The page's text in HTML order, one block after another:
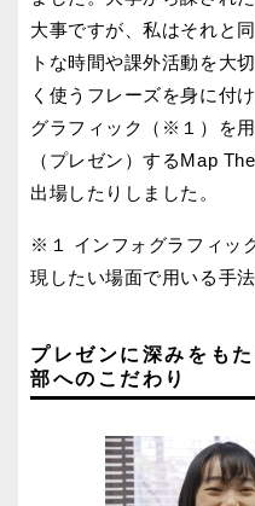
大事ですが、私はそれと
トな時間や課外活動を大
く使うフレーズを身に付
グラフィック（※１）を
（プレゼン）するMap
出場したりしました。
※１ インフォグラフィッ
現したい場面で用いる手法
プレゼンに深みをも
部へのこだわり